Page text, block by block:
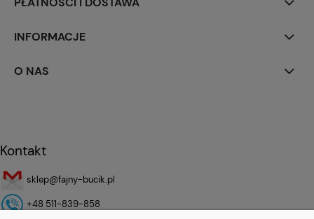
INFORMACJE
O NAS
Kontakt
sklep@fajny-bucik.pl
+48 511-839-858